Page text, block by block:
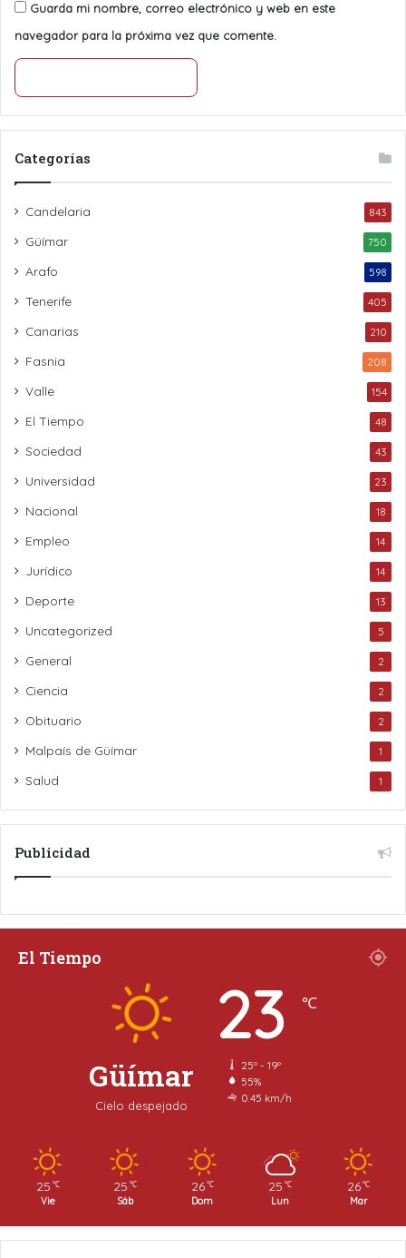
Guarda mi nombre, correo electrónico y web en este
navegador para la próxima vez que comente.
Categorías
Candelaria 843
Güímar 750
Arafo 598
Tenerife 405
Canarias 210
Fasnia 208
Valle 154
El Tiempo 48
Sociedad 43
Universidad 23
Nacional 18
Empleo 14
Jurídico 14
Deporte 13
Uncategorized 5
General 2
Ciencia 2
Obituario 2
Malpaís de Güímar 1
Salud 1
Publicidad
El Tiempo
Güímar
Cielo despejado
23 ℃
25º - 19º
55%
0.45 km/h
25 ℃
Vie
25 ℃
Sáb
26 ℃
Dom
25 ℃
Lun
26 ℃
Mar